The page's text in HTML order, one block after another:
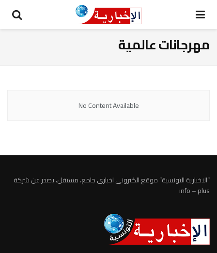
مهرجانات عالمية
No Content Available
“الاخبارية التونسية” موقع الكتروني اخباري جامع، مستقل، يصدر عن شركة
info – plus